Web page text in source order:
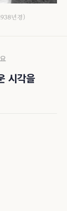
년경)
시각을